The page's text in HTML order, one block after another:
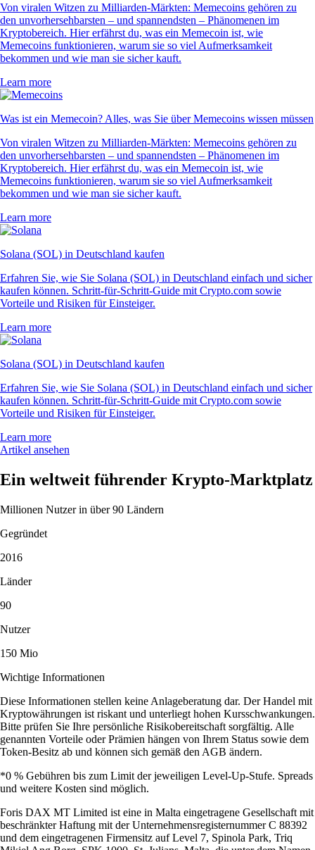
Von viralen Witzen zu Milliarden-Märkten: Memecoins gehören zu
den unvorhersehbarsten – und spannendsten – Phänomenen im
Kryptobereich. Hier erfährst du, was ein Memecoin ist, wie
Memecoins funktionieren, warum sie so viel Aufmerksamkeit
bekommen und wie man sie sicher kauft.
Learn more
Was ist ein Memecoin? Alles, was Sie über Memecoins wissen müssen
Von viralen Witzen zu Milliarden-Märkten: Memecoins gehören zu
den unvorhersehbarsten – und spannendsten – Phänomenen im
Kryptobereich. Hier erfährst du, was ein Memecoin ist, wie
Memecoins funktionieren, warum sie so viel Aufmerksamkeit
bekommen und wie man sie sicher kauft.
Learn more
Solana (SOL) in Deutschland kaufen
Erfahren Sie, wie Sie Solana (SOL) in Deutschland einfach und sicher
kaufen können. Schritt-für-Schritt-Guide mit Crypto.com sowie
Vorteile und Risiken für Einsteiger.
Learn more
Solana (SOL) in Deutschland kaufen
Erfahren Sie, wie Sie Solana (SOL) in Deutschland einfach und sicher
kaufen können. Schritt-für-Schritt-Guide mit Crypto.com sowie
Vorteile und Risiken für Einsteiger.
Learn more
Artikel ansehen
Ein weltweit führender Krypto-Marktplatz
Millionen Nutzer in über 90 Ländern
Gegründet
2016
Länder
90
Nutzer
150 Mio
Wichtige Informationen
Diese Informationen stellen keine Anlageberatung dar. Der Handel mit
Kryptowährungen ist riskant und unterliegt hohen Kursschwankungen.
Bitte prüfen Sie Ihre persönliche Risikobereitschaft sorgfältig. Alle
genannten Vorteile oder Prämien hängen von Ihrem Status sowie dem
Token-Besitz ab und können sich gemäß den AGB ändern.
*0 % Gebühren bis zum Limit der jeweiligen Level-Up-Stufe. Spreads
und weitere Kosten sind möglich.
Foris DAX MT Limited ist eine in Malta eingetragene Gesellschaft mit
beschränkter Haftung mit der Unternehmensregisternummer C 88392
und dem eingetragenen Firmensitz auf Level 7, Spinola Park, Triq